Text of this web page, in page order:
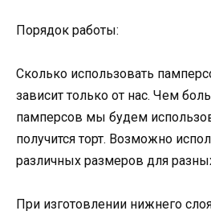
Порядок работы:
Сколько использовать
зависит только от нас. Чем
памперсов мы будем
получится торт. Возможно
различных размеров для
При изготовлении нижнего